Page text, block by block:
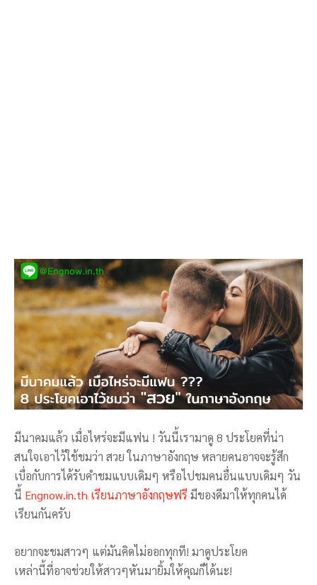
มีนาคมแล้ว เมื่อไหร่จะมีแฟน ! วันนี้เรามาดู 8 ประโยคที่น่า
สนใจเอาไว้ใช้ชมว่า สวย ในภาษาอังกฤษ หลายคนอาจจะรู้สึก
เบื่อกับการได้รับคำชมแบบเดิมๆ หรือไปชมคนอื่นแบบเดิมๆ วัน
นี้ Engnow.in.th เรียนภาษาอังกฤษฟรีมีของดีมาให้ทุกคนได้
เรียนกันครับ
อยากจะชมสาวๆ แต่มันคิดไม่ออกทุกที! มาดูประโยค
เหล่านี้ที่อาจช่วยให้สาวๆหันมายิ้มให้คุณก็ได้นะ!